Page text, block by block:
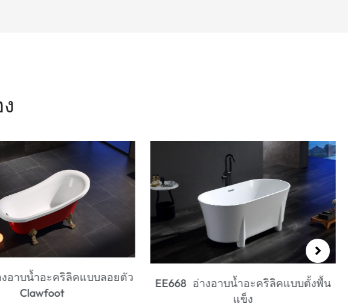
งอาบน้ำอะคริลิคแบบตั้งพื้น
แข็ง
EE669 อ่างอาบน้ำอะคริลิคแบบลอยตัว
ทันสมัย